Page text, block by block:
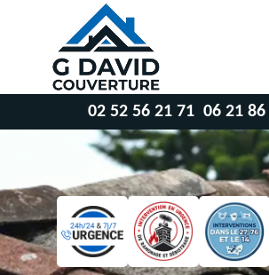
02 52 56 21 71 06 21